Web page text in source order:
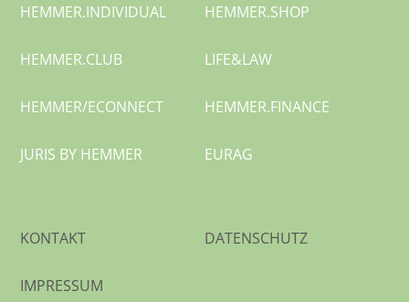
HEMMER.INDIVIDUAL HEMMER.SHOP
HEMMER.CLUB LIFE&LAW
HEMMER/ECONNECT HEMMER.FINANCE
JURIS BY HEMMER EURAG
KONTAKT DATENSCHUTZ
IMPRESSUM